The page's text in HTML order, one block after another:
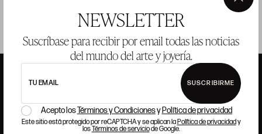
NEWSLETTER
Suscríbase para recibir por email todas las noticias
del mundo del arte y joyería.
TU EMAIL SUSCRIBIRME
Acepto losTérminos y Condicionesy Política de privacidad
Este sitio está protegido por reCAPTCHA y se aplican laPolítica de privacidady
losTérminos de serviciode Google.
×
ANSORENA